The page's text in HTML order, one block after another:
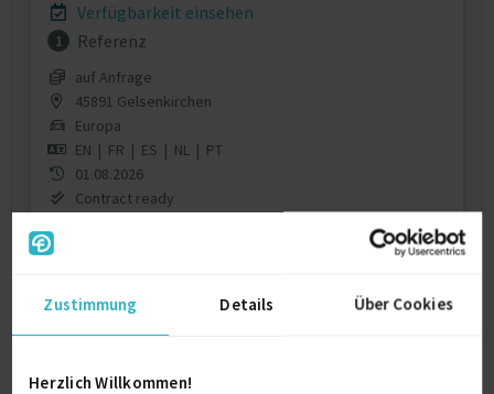
Zustimmung Details Über Cookies
Herzlich Willkommen!
Verfügbarkeit einsehen
1 Referenz
auf Anfrage
45891 Gelsenkirchen
Europa
EN | FR | ES | NL| PT
01.08.2026
Contract ready